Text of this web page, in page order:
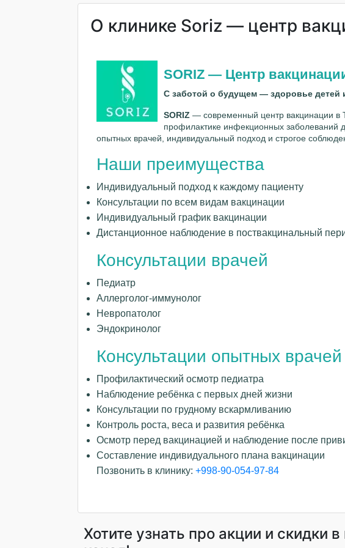
О клинике Soriz — центр
SORIZ — Центр
С заботой о будущем — здоровье детей
SORIZ — современный центр вакцинации в
профилактике инфекционных
опытных врачей, индивидуальный подход и строгое
Наши преимущества
Индивидуальный подход к каждому пациенту
Консультации по всем видам вакцинации
Индивидуальный график вакцинации
Дистанционное наблюдение в поствакцинальный
Консультации врачей
Педиатр
Аллерголог-иммунолог
Невропатолог
Эндокринолог
Консультации опытных врачей
Профилактический осмотр педиатра
Наблюдение ребёнка с первых дней жизни
Консультации по грудному вскармливанию
Контроль роста, веса и развития ребёнка
Осмотр перед вакцинацией и наблюдение после
Составление индивидуального плана вакцинации
Позвонить в клинику: +998-90-054-97-84
Хотите узнать про акции и скидки